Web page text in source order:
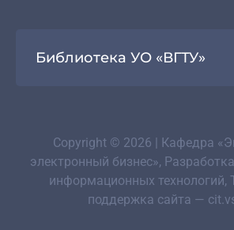
Библиотека УО «ВГТУ»
Copyright © 2026 | Кафедра
электронный бизнес»,
информационных технологий,
поддержка сайта —